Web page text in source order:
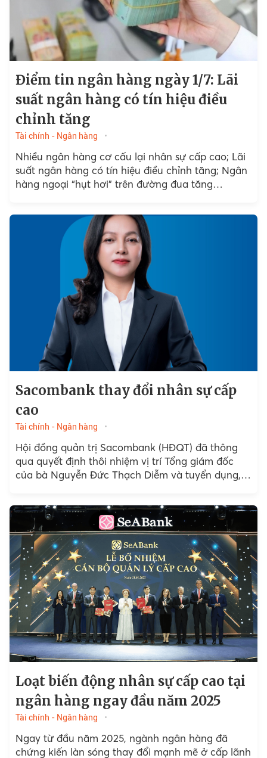
Điểm tin ngân hàng ngày 1/7: Lãi
suất ngân hàng có tín hiệu điều
chỉnh tăng
Tài chính - Ngân hàng
Nhiều ngân hàng cơ cấu lại nhân sự cấp cao; Lãi
suất ngân hàng có tín hiệu điều chỉnh tăng; Ngân
hàng ngoại “hụt hơi” trên đường đua tăng
Sacombank thay đổi nhân sự cấp
cao
Tài chính - Ngân hàng
Hội đồng quản trị Sacombank (HĐQT) đã thông
qua quyết định thôi nhiệm vị trí Tổng giám đốc
của bà Nguyễn Đức Thạch Diễm và tuyển dụng,
Loạt biến động nhân sự cấp cao tại
ngân hàng ngay đầu năm 2025
Tài chính - Ngân hàng
Ngay từ đầu năm 2025, ngành ngân hàng đã
chứng kiến làn sóng thay đổi mạnh mẽ ở cấp lãnh